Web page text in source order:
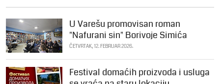
U Varešu promovisan roman
"Nafurani sin" Borivoje Simića
ČETVRTAK, 12. FEBRUAR 2026.
Festival domaćih proizvoda i usluga